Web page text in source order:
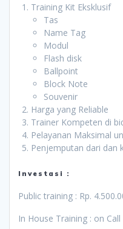
Training Kit Eksklusif
Tas
Name Tag
Modul
Flash disk
Ballpoint
Block Note
Souvenir
Harga yang Reliable
Trainer Kompeten di
Pelayanan Maksimal
Penjemputan dari dan
Investasi :
Public training : Rp.
In House Training : on Call